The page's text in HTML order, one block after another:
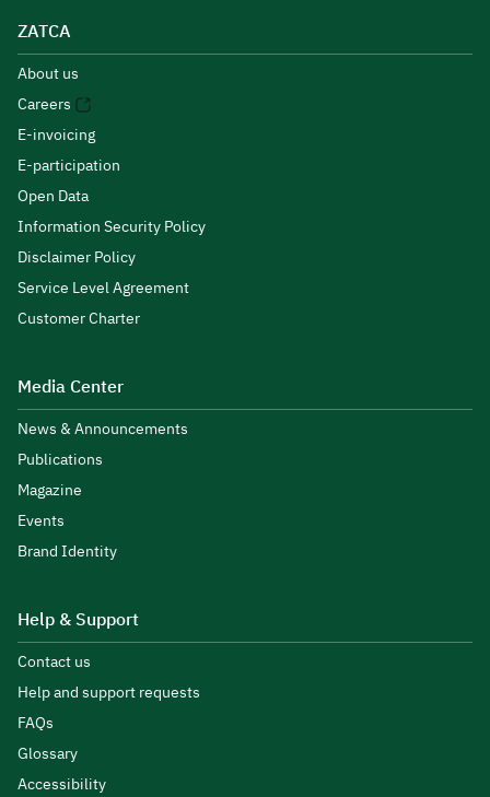
ZATCA
About us
Careers
E-invoicing
E-participation
Open Data
Information Security Policy
Disclaimer Policy
Service Level Agreement
Customer Charter
Media Center
News & Announcements
Publications
Magazine
Events
Brand Identity
Help & Support
Contact us
Help and support requests
FAQs
Glossary
Accessibility